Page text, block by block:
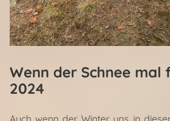
Wenn der Schnee mal
2024